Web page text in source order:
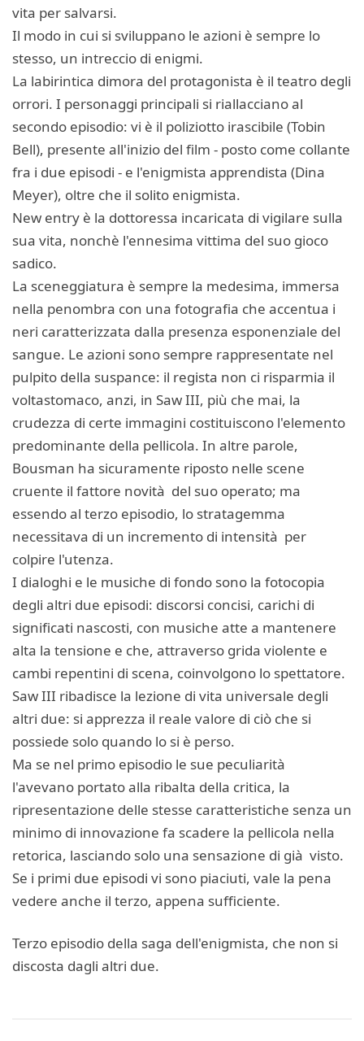
vita per salvarsi.
Il modo in cui si sviluppano le azioni è sempre lo
stesso, un intreccio di enigmi.
La labirintica dimora del protagonista è il teatro degli
orrori. I personaggi principali si riallacciano al
secondo episodio: vi è il poliziotto irascibile (Tobin
Bell), presente all'inizio del film - posto come collante
fra i due episodi - e l'enigmista apprendista (Dina
Meyer), oltre che il solito enigmista.
New entry è la dottoressa incaricata di vigilare sulla
sua vita, nonchè l'ennesima vittima del suo gioco
sadico.
La sceneggiatura è sempre la medesima, immersa
nella penombra con una fotografia che accentua i
neri caratterizzata dalla presenza esponenziale del
sangue. Le azioni sono sempre rappresentate nel
pulpito della suspance: il regista non ci risparmia il
voltastomaco, anzi, in Saw III, più che mai, la
crudezza di certe immagini costituiscono l'elemento
predominante della pellicola. In altre parole,
Bousman ha sicuramente riposto nelle scene
cruente il fattore novità del suo operato; ma
essendo al terzo episodio, lo stratagemma
necessitava di un incremento di intensità per
colpire l'utenza.
I dialoghi e le musiche di fondo sono la fotocopia
degli altri due episodi: discorsi concisi, carichi di
significati nascosti, con musiche atte a mantenere
alta la tensione e che, attraverso grida violente e
cambi repentini di scena, coinvolgono lo spettatore.
Saw III ribadisce la lezione di vita universale degli
altri due: si apprezza il reale valore di ciò che si
possiede solo quando lo si è perso.
Ma se nel primo episodio le sue peculiarità
l'avevano portato alla ribalta della critica, la
ripresentazione delle stesse caratteristiche senza un
minimo di innovazione fa scadere la pellicola nella
retorica, lasciando solo una sensazione di già visto.
Se i primi due episodi vi sono piaciuti, vale la pena
vedere anche il terzo, appena sufficiente.
Terzo episodio della saga dell'enigmista, che non si
discosta dagli altri due.